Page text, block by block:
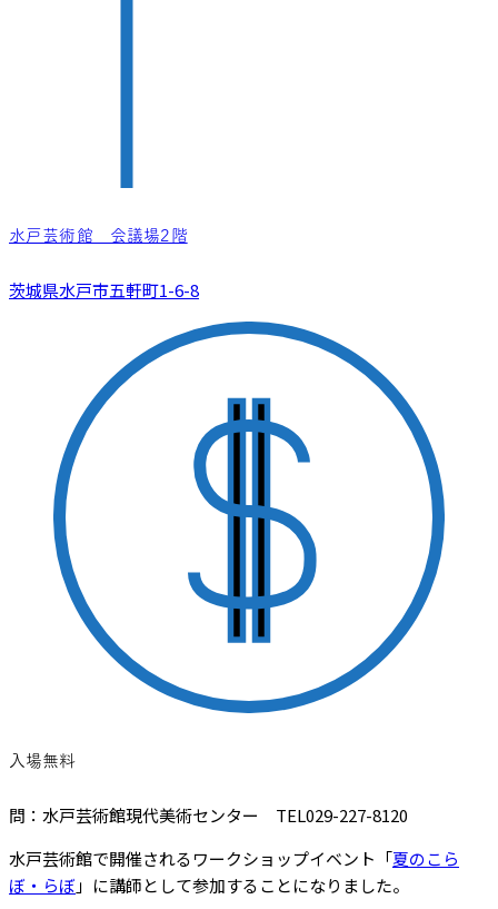
水戸芸術館 会議場2階
茨城県水戸市五軒町1-6-8
入場無料
問：水戸芸術館現代美術センター TEL029-227-8120
水戸芸術館で開催されるワークショップイベント「夏のこら
ぼ・らぼ 」に講師として参加することになりました。